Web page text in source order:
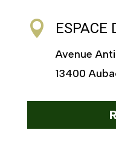
 ESPACE
Avenue
13400